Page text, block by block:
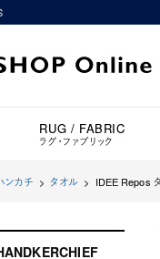
RUG / FABRIC
ラグ・ファブリック
ンカチ > タオル > IDEE Repos